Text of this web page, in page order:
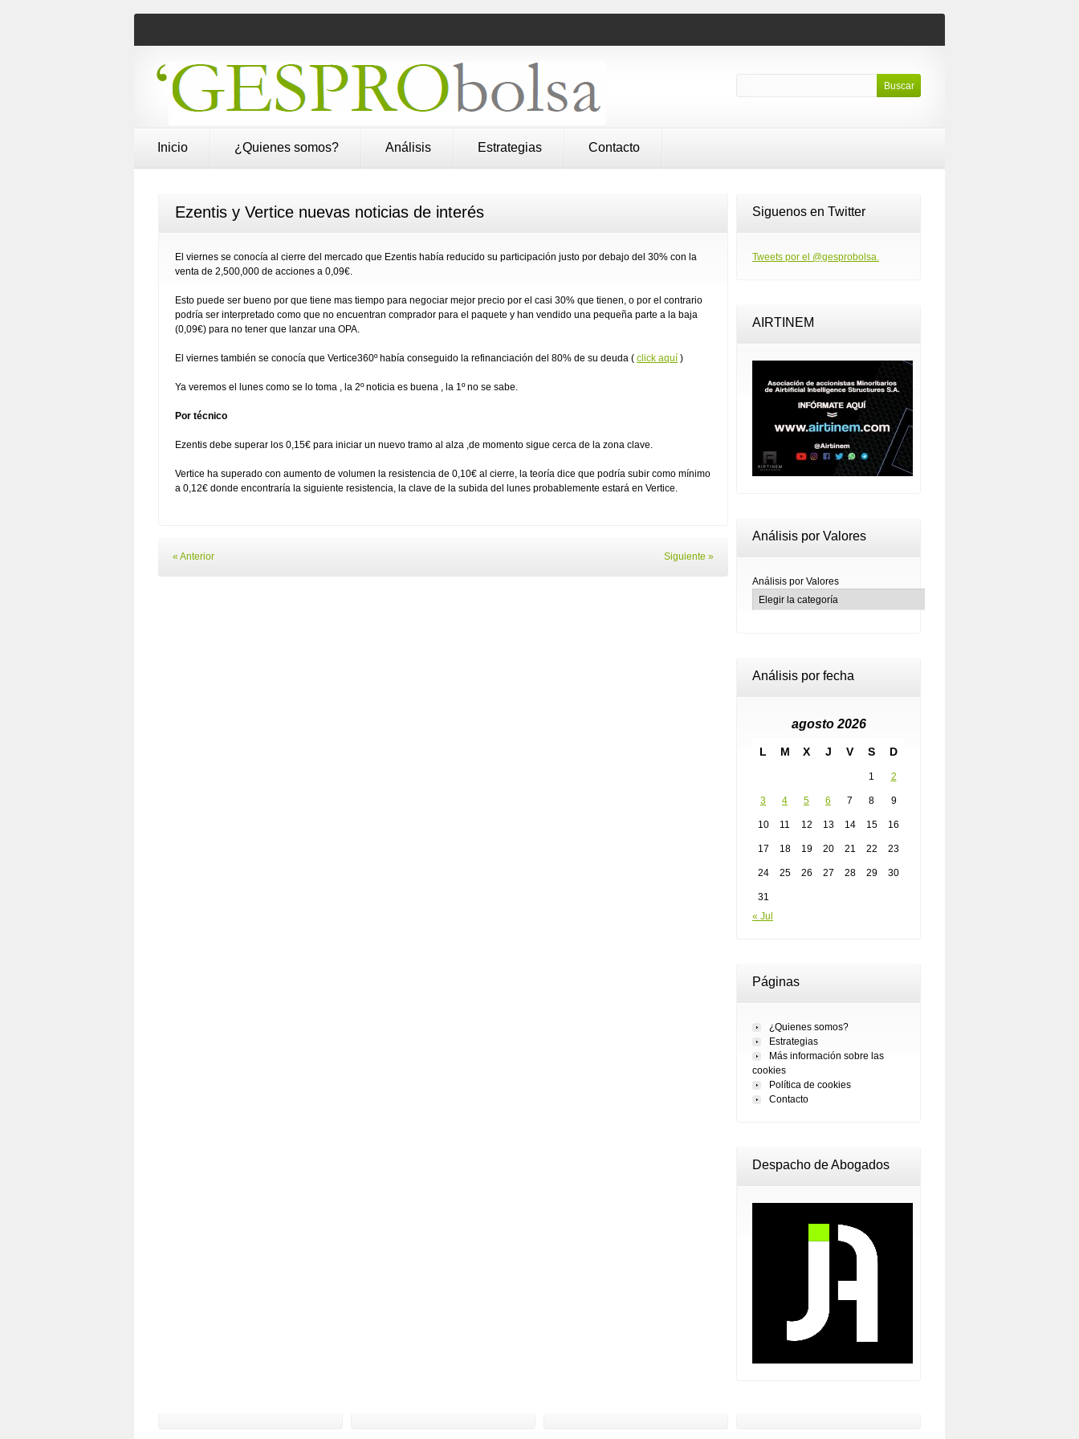
Inicio ¿Quienes somos? Análisis Estrategias Contacto
Ezentis y Vertice nuevas noticias de interés
El viernes se conocía al cierre del mercado que Ezentis había reducido su participación justo por debajo del 30% con la
venta de 2,500,000 de acciones a 0,09€.
Esto puede ser bueno por que tiene mas tiempo para negociar mejor precio por el casi 30% que tienen, o por el contrario
podría ser interpretado como que no encuentran comprador para el paquete y han vendido una pequeña parte a la baja
(0,09€) para no tener que lanzar una OPA.
El viernes también se conocía que Vertice360º había conseguido la refinanciación del 80% de su deuda ( click aquí )
Ya veremos el lunes como se lo toma , la 2º noticia es buena , la 1º no se sabe.
Por técnico
Ezentis debe superar los 0,15€ para iniciar un nuevo tramo al alza ,de momento sigue cerca de la zona clave.
Vertice ha superado con aumento de volumen la resistencia de 0,10€ al cierre, la teoría dice que podría subir como mínimo
a 0,12€ donde encontraría la siguiente resistencia, la clave de la subida del lunes probablemente estará en Vertice.
« Anterior Siguiente »
Siguenos en Twitter
Tweets por el @gesprobolsa.
AIRTINEM
Análisis por Valores
Análisis por Valores
Análisis por fecha
agosto 2026
L M X J V S D
1 2
3 4 5 6 7 8 9
10 11 12 13 14 15 16
17 18 19 20 21 22 23
24 25 26 27 28 29 30
31
« Jul
Páginas
¿Quienes somos?
Estrategias
Más información sobre las
cookies
Política de cookies
Contacto
Despacho de Abogados